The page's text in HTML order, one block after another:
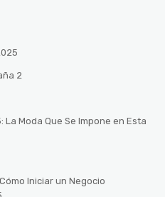
2
Moda Que Se Impone en Esta
Iniciar un Negocio